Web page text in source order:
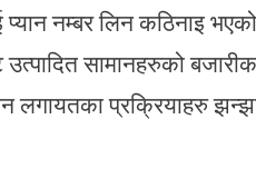
प्यान नम्बर लिन कठिनाइ
सामानहरुको
लगायतका प्रक्रियाहरु